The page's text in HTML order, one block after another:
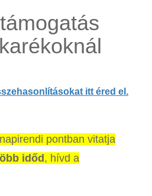
itt éred el.
pontban vitatja
időd , hívd a